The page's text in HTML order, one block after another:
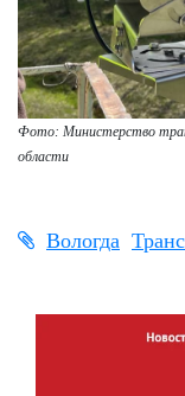
Фото: Министерство
области
Вологда